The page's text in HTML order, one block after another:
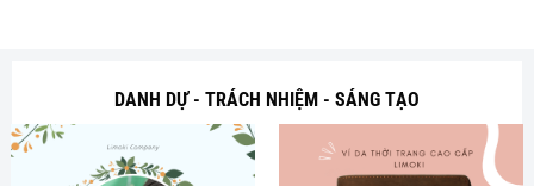
DANH DỰ - TRÁCH NHIỆM - SÁNG TẠO